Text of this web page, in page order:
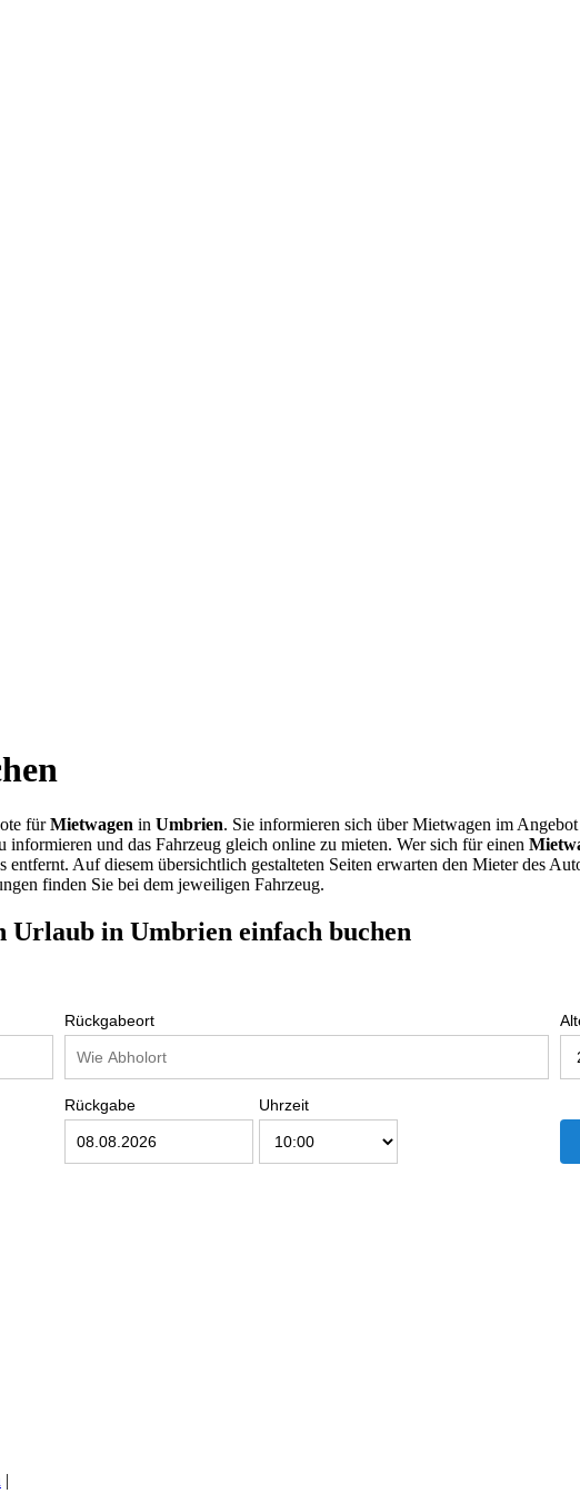
fürMietwagen in Umbrien. Sie informieren sich über Mietwagen im
und das Fahrzeug gleich online zu mieten. Wer sich für einen
Auf diesem übersichtlich gestalteten Seiten erwarten den Mieter des
finden Sie bei dem jeweiligen Fahrzeug.
Urlaub in Umbrien einfach buchen
Rückgabeort
Rückgabe Uhrzeit
|